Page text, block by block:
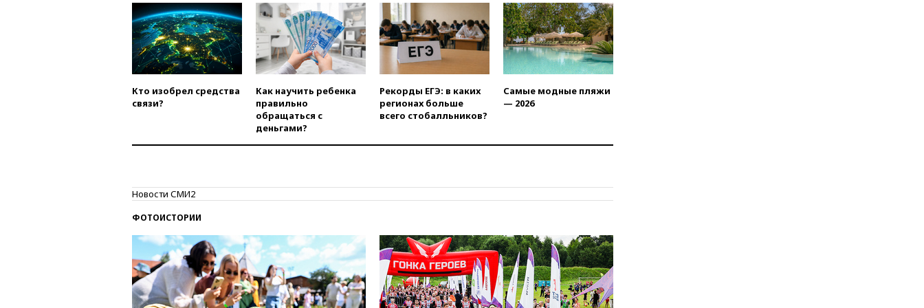
не соответствует нормам
химической безопасности
01:00
Трамп: США сами
нуждаются в дальнобойных
ракетах и системах Patriot
необходимости пополнения
арсенала США
признать «Яблоко»
ребенок и женщина погибли
при падении деревьев во
вчера, 22:55В Москве в
пятницу ожидаются ливни
вчера, 22:35Винисиус
продлил контракт с «Реалом»
до 2032 года
Кто изобрел средства
связи?
Как научить ребенка
правильно
обращаться с
деньгами?
Рекорды ЕГЭ: в каких
регионах больше
всего стобалльников?
Самые модные пляжи
— 2026
Новости СМИ2
ФОТОИСТОРИИ